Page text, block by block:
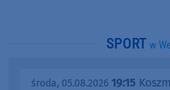
SPORT w
środa, 05.08.2026 19:15